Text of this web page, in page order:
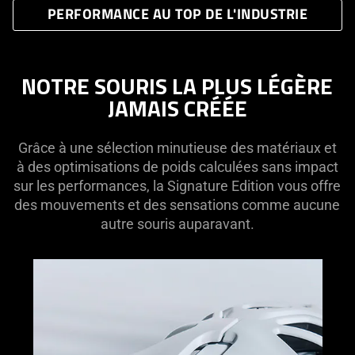
PERFORMANCE AU TOP DE L'INDUSTRIE
NOTRE SOURIS LA PLUS LÉGÈRE
JAMAIS CRÉÉE
Grâce à une sélection minutieuse des matériaux et
à des optimisations de poids calculées sans impact
sur les performances, la Signature Edition vous offre
des mouvements et des sensations comme aucune
autre souris auparavant.